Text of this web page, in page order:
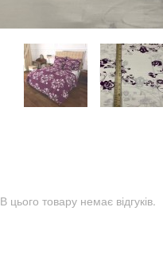
В цього товару немає відгуків.